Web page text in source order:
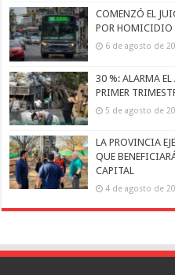
COMENZÓ EL
POR HOMICIDIO
6 de agosto de
30 %: ALARMA EL
PRIMER
5 de agosto de
LA PROVINCIA
QUE
CAPITAL
4 de agosto de